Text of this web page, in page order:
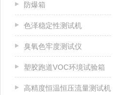
防爆箱
色泽稳定性测试机
臭氧色牢度测试仪
塑胶跑道VOC环境试验箱
高精度恒温恒压流量测试机